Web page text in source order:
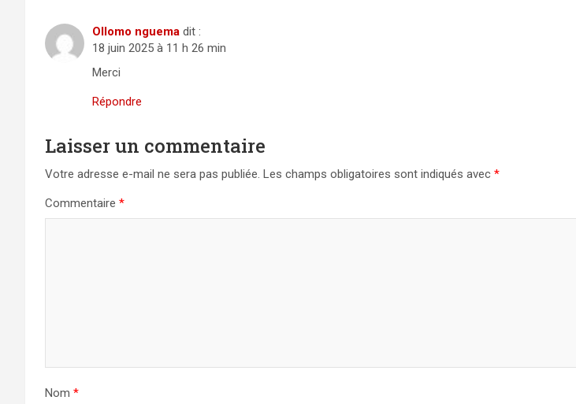
Ollomo nguema dit :
18 juin 2025 à 11 h 26 min
Merci
Répondre
Laisser un commentaire
Votre adresse e-mail ne sera pas publiée. Les champs obligatoires sont indiqués avec *
Commentaire *
Nom *